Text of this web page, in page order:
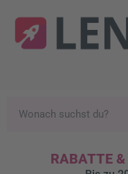
RABATTE